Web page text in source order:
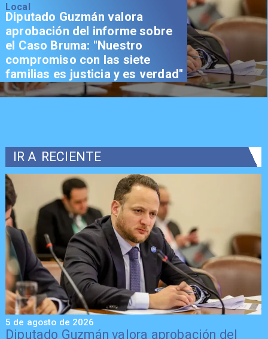
Local
Diputado Guzmán valora
aprobación del informe sobre
el Caso Bruma: "Nuestro
compromiso con las siete
familias es justicia y es verdad"
IR A RECIENTE
Diputado Guzmán valora aprobación del
5 de agosto de 2026